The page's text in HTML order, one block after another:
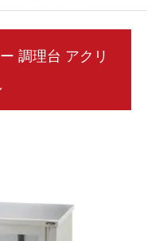
調理台 アクリ